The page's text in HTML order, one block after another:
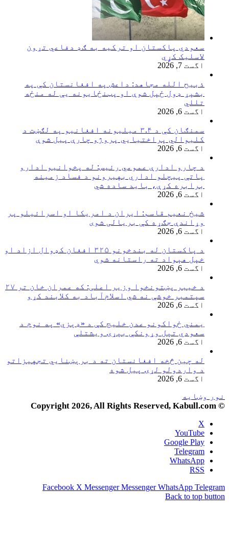
سعودي پاکستان او ترکیه به ګډ دفاعي تړون
لاسلیک کړٍي
اگست 7, 2026
ذبیح الله مجاهد: داعش په افغانستان کې په
بشپړ ډول ځپل شوې او پټنځایونه یې له منځه
تللي
اگست 6, 2026
سمنګان کې د ۳.۴ میلیونه افغانیو په لګښت د
کلیوالي پراختیايي پروژو چارې پیل شوې
اگست 6, 2026
د چارو ادارې عمومي رئیس: له پخوانیو ادارو
پاتې پيچلو اداري بهیرونو د فساد زمینه
برابره کړې، باید ساده شي
اگست 6, 2026
شیخ نعیم قاسم: ایران د امریکا او اسرائیلو پر
وړاندې جګړه کې بریالی شوی
اگست 6, 2026
د پاکستان له بندخونو ۳۲۵ افغان کډوال ازاد او
خپل هېواد ته راستانه شوي
اگست 6, 2026
د خیبر پښتونخوا وزیر اعلی: که عمران خان تر ۲۷
سپتمبر خوشې نه شي اسلام‌آباد به کلابند کړو
اگست 6, 2026
یمني ځواکونو عدن خلیج کې د «ډېزي» په نوم د
سعودي تېل وړونکې بېړۍ ویشتلې
اگست 6, 2026
له چین څخه افغانستان ته د برېښنايي تجهیزاتو
د واردولو لړۍ پیل شوه
اگست 6, 2026
نور وښایه
© Copyright 2026, All Rights Reserved, Kabull.com
X
YouTube
Google Play
Telegram
WhatsApp
RSS
Facebook X Messenger Messenger WhatsApp Telegram
Back to top button